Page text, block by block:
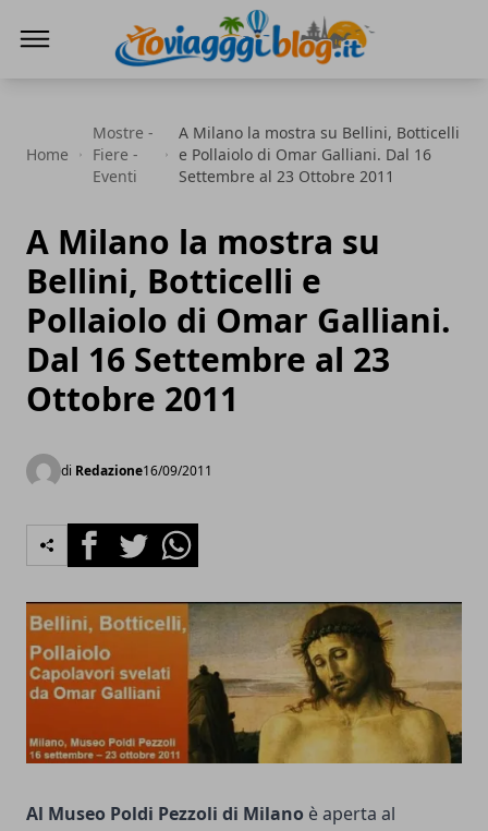
Home
Mostre -
Fiere -
Eventi
A Milano la mostra su Bellini, Botticelli
e Pollaiolo di Omar Galliani. Dal 16
Settembre al 23 Ottobre 2011
A Milano la mostra su
Bellini, Botticelli e
Pollaiolo di Omar Galliani.
Dal 16 Settembre al 23
Ottobre 2011
di Redazione16/09/2011
FacebookTwitterWhatsapp
Al Museo Poldi Pezzoli di Milano è aperta al